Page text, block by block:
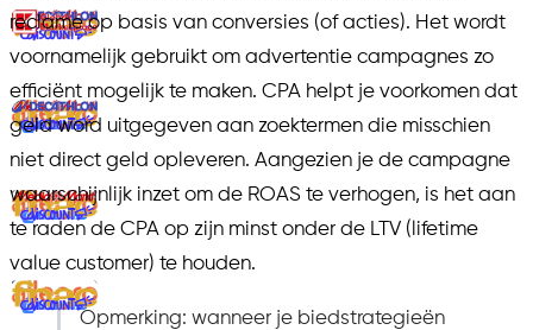
reclame op basis van conversies (of acties). Het wordt
voornamelijk gebruikt om advertentie campagnes zo
efficiënt mogelijk te maken. CPA helpt je voorkomen dat
geld word uitgegeven aan zoektermen die misschien
niet direct geld opleveren. Aangezien je de campagne
waarschijnlijk inzet om de ROAS te verhogen, is het aan
te raden de CPA op zijn minst onder de LTV (lifetime
value customer) te houden.
Opmerking: wanneer je biedstrategieën